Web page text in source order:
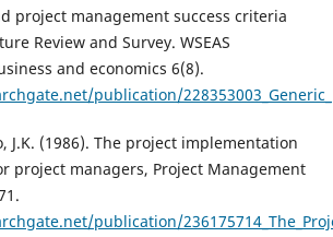
project management success criteria
Review and Survey. WSEAS
and economics 6(8).
publication/
J.K. (1986). The project implementation
project managers, Project Management
publication/